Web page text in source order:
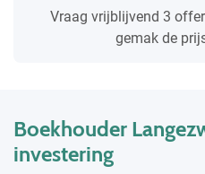
Vraag vrijblijvend 3
gemak de
Boekhouder
investering